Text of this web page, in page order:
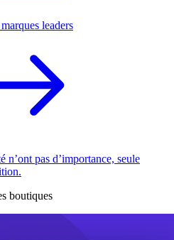
leaders
n’ont pas d’importance, seule
boutiques